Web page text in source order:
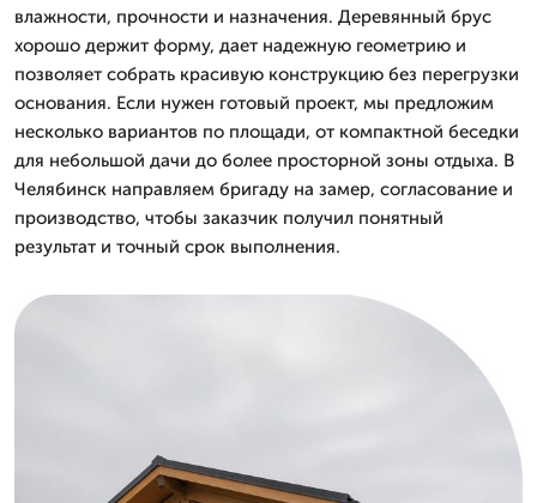
влажности, прочности и назначения. Деревянный брус
хорошо держит форму, дает надежную геометрию и
позволяет собрать красивую конструкцию без перегрузки
основания. Если нужен готовый проект, мы предложим
несколько вариантов по площади, от компактной беседки
для небольшой дачи до более просторной зоны отдыха. В
Челябинск направляем бригаду на замер, согласование и
производство, чтобы заказчик получил понятный
результат и точный срок выполнения.